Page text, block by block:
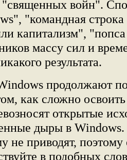
"священных войн".
"командная
капитализм",
массу сил и
результата.
продолжают
как сложно
открытые
дыры в
не приводят,
в подобных